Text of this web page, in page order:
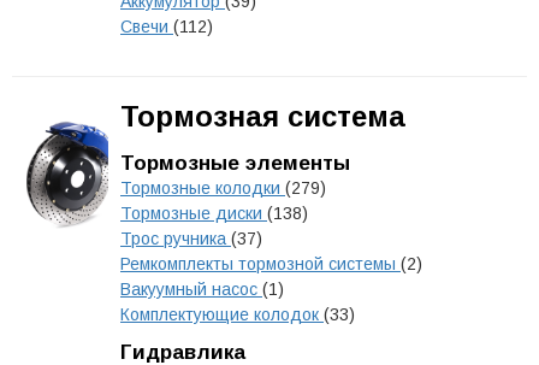
Свечи (112)
Тормозная система
Тормозные элементы
Тормозные колодки (279)
Тормозные диски (138)
Трос ручника (37)
Ремкомплекты тормозной системы (2)
Вакуумный насос (1)
Комплектующие колодок (33)
Гидравлика